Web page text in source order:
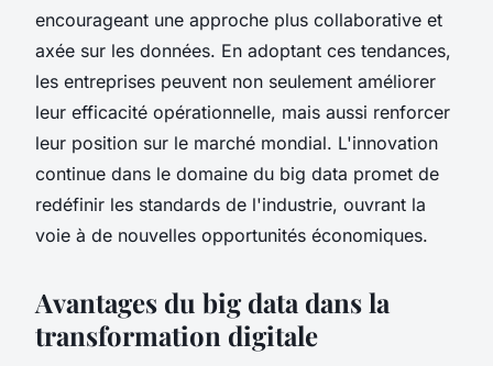
encourageant une approche plus collaborative et
axée sur les données. En adoptant ces tendances,
les entreprises peuvent non seulement améliorer
leur efficacité opérationnelle, mais aussi renforcer
leur position sur le marché mondial. L'innovation
continue dans le domaine du big data promet de
redéfinir les standards de l'industrie, ouvrant la
voie à de nouvelles opportunités économiques.
Avantages du big data dans la
transformation digitale